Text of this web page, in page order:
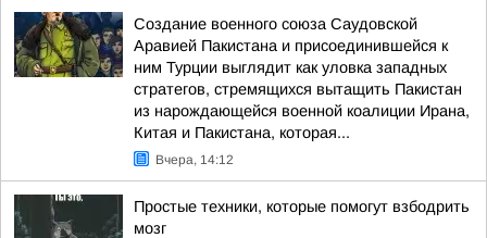
Создание военного союза Саудовской
Аравией Пакистана и присоединившейся к
ним Турции выглядит как уловка западных
стратегов, стремящихся вытащить Пакистан
из нарождающейся военной коалиции Ирана,
Китая и Пакистана, которая...
Вчера, 14:12
Простые техники, которые помогут взбодрить
мозг